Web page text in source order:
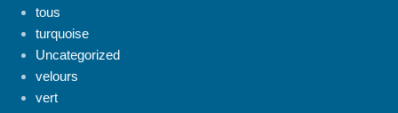
tous
turquoise
Uncategorized
velours
vert